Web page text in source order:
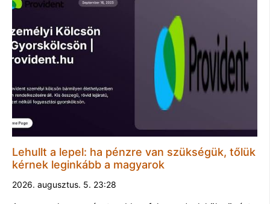
Lehullt a lepel: ha pénzre van szükségük, tőlük
kérnek leginkább a magyarok
2026. augusztus. 5. 23:28